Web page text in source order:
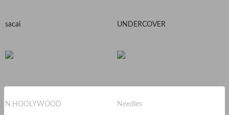
sacai UNDERCOVER
N.HOOLYWOOD Needles